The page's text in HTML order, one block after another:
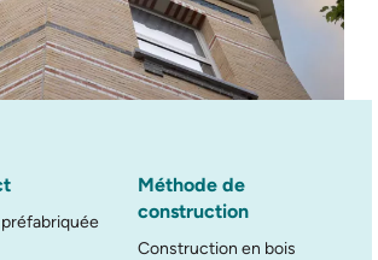
Méthode de
construction
Construction en bois